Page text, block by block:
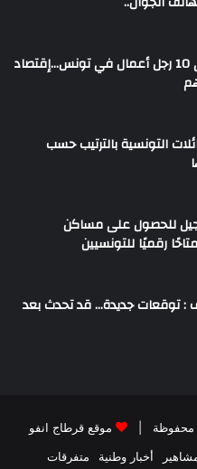
تعرّف على أغنى 10 رجل أعمال في تونس…إقتصاد
التونسية بالترتيب حسب
للحصول على مساكن
رقميًا للتونسيين
: توقعات جديدة… قد تحدث بعد
موقع قرطاج انفو
أخبار وطنية متفرقات